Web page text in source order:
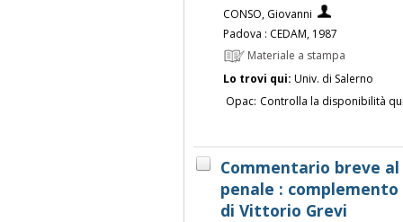
CONSO, Giovanni
Padova : CEDAM, 1987
Materiale a stampa
Lo trovi qui: Univ. di Salerno
Opac: Controlla la disponibilità
Commentario breve
penale :
di Vittorio Grevi